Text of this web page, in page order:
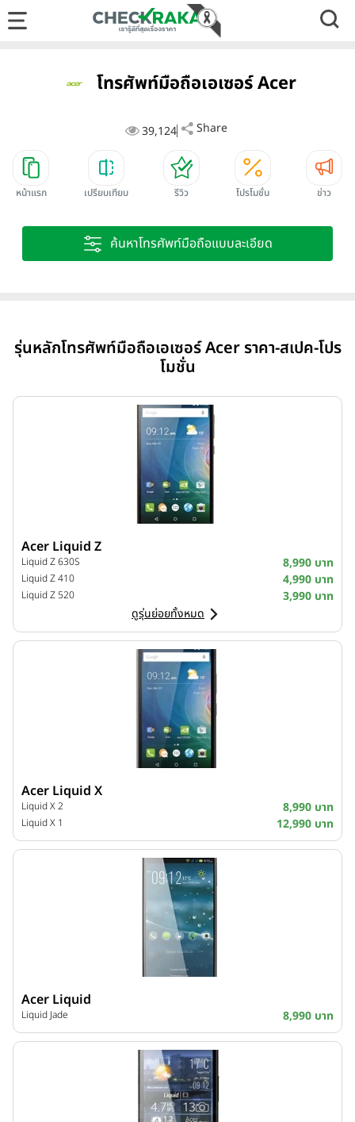
โทรศัพท์มือถือเอเซอร์ Acer
39,124 Share
หน้าแรก เปรียบเทียบ รีวิว โปรโมชั่น ข่าว
ค้นหาโทรศัพท์มือถือแบบละเอียด
รุ่นหลักโทรศัพท์มือถือเอเซอร์ Acer ราคา-สเปค-โปร
โมชั่น
Acer Liquid Z
Liquid Z 630S 8,990 บาท
Liquid Z 410 4,990 บาท
Liquid Z 520
3,990 บาท
ดูรุ่นย่อยทั้งหมด
Acer Liquid X
Liquid X 2 8,990 บาท
Liquid X 1 12,990 บาท
Acer Liquid
Liquid Jade 8,990 บาท